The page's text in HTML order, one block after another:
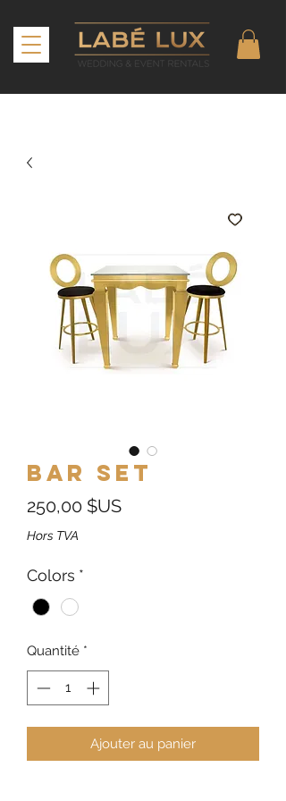
Bar Set
250,00 $USPrix
Hors TVA
Colors *
Quantité *
Ajouter au panier